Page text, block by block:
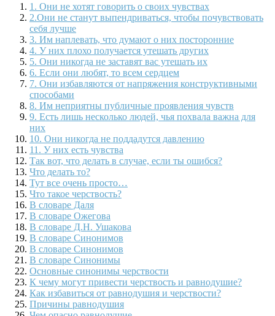
1. Они не хотят говорить о своих чувствах
2.Они не станут выпендриваться, чтобы почувствовать
себя лучше
3. Им наплевать, что думают о них посторонние
4. У них плохо получается утешать других
5. Они никогда не заставят вас утешать их
6. Если они любят, то всем сердцем
7. Они избавляются от напряжения конструктивными
способами
8. Им неприятны публичные проявления чувств
9. Есть лишь несколько людей, чья похвала важна для
них
10. Они никогда не поддадутся давлению
11. У них есть чувства
Так вот, что делать в случае, если ты ошибся?
Что делать то?
Тут все очень просто…
Что такое черствость?
В словаре Даля
В словаре Ожегова
В словаре Д.Н. Ушакова
В словаре Синонимов
В словаре Синонимов
В словаре Синонимы
Основные синонимы черствости
К чему могут привести черствость и равнодушие?
Как избавиться от равнодушия и черствости?
Причины равнодушия